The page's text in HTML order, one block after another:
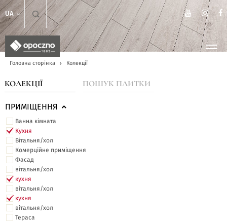
UA
Головна сторінка Колекції
КОЛЕКЦІЇ ПОШУК ПЛИТКИ
ПРИМІЩЕННЯ
Ванна кімната
Кухня
Вітальня/хол
Комерційне приміщення
Фасад
вітальня/хол
кухня
вітальня/хол
кухня
вітальня/хол
Тераса